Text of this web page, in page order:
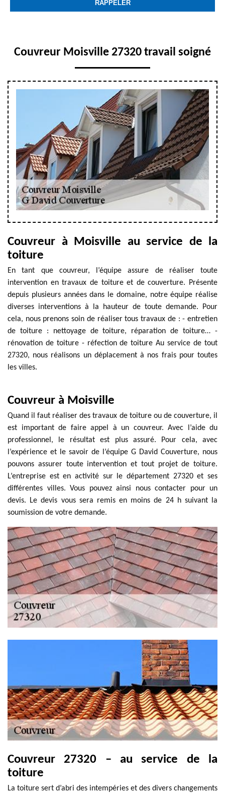
Couvreur Moisville 27320 travail soigné
Couvreur à Moisville au service de la
toiture
En tant que couvreur, l’équipe assure de réaliser toute
intervention en travaux de toiture et de couverture. Présente
depuis plusieurs années dans le domaine, notre équipe réalise
diverses interventions à la hauteur de toute demande. Pour
cela, nous prenons soin de réaliser tous travaux de : - entretien
de toiture : nettoyage de toiture, réparation de toiture… -
rénovation de toiture - réfection de toiture Au service de tout
27320, nous réalisons un déplacement à nos frais pour toutes
les villes.
Couvreur à Moisville
Quand il faut réaliser des travaux de toiture ou de couverture, il
est important de faire appel à un couvreur. Avec l’aide du
professionnel, le résultat est plus assuré. Pour cela, avec
l’expérience et le savoir de l’équipe G David Couverture, nous
pouvons assurer toute intervention et tout projet de toiture.
L’entreprise est en activité sur le département 27320 et ses
différentes villes. Vous pouvez ainsi nous contacter pour un
devis. Le devis vous sera remis en moins de 24 h suivant la
soumission de votre demande.
Couvreur 27320 – au service de la
toiture
La toiture sert d’abri des intempéries et des divers changements